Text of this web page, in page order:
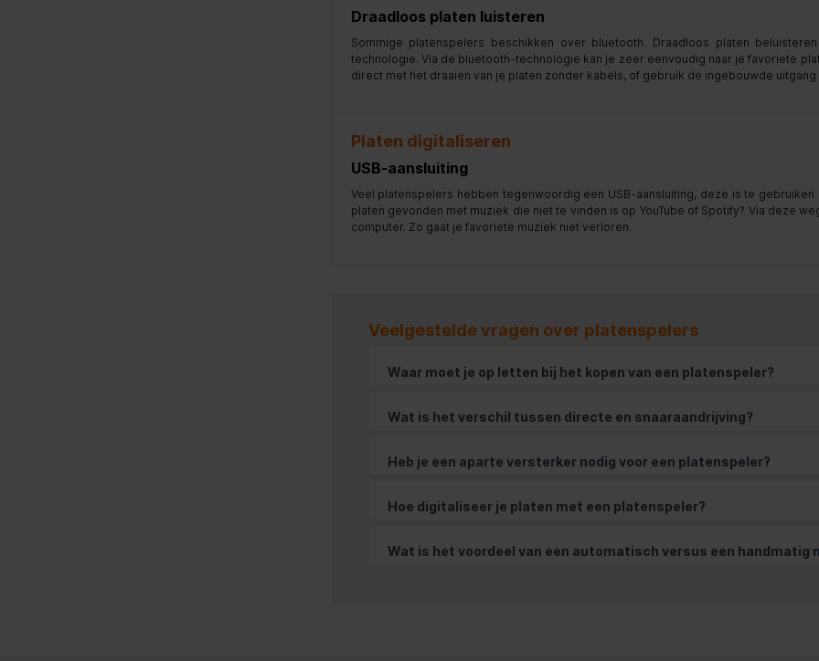
Draadloos platen luisteren
Sommige platenspelers beschikken over bluetooth. Draadloos platen
technologie. Via de bluetooth-technologie kan je zeer eenvoudig naar je favoriete
direct met het draaien van je platen zonder kabels, of gebruik de ingebouwde
Platen digitaliseren
USB-aansluiting
Veel platenspelers hebben tegenwoordig een USB-aansluiting, deze is te
platen gevonden met muziek die niet te vinden is op YouTube of Spotify? Via deze
computer. Zo gaat je favoriete muziek niet verloren.
Veelgestelde vragen over platenspelers
Waar moet je op letten bij het kopen van een platenspeler?
Wat is het verschil tussen directe en snaaraandrijving?
Heb je een aparte versterker nodig voor een platenspeler?
Hoe digitaliseer je platen met een platenspeler?
Wat is het voordeel van een automatisch versus een handmatig